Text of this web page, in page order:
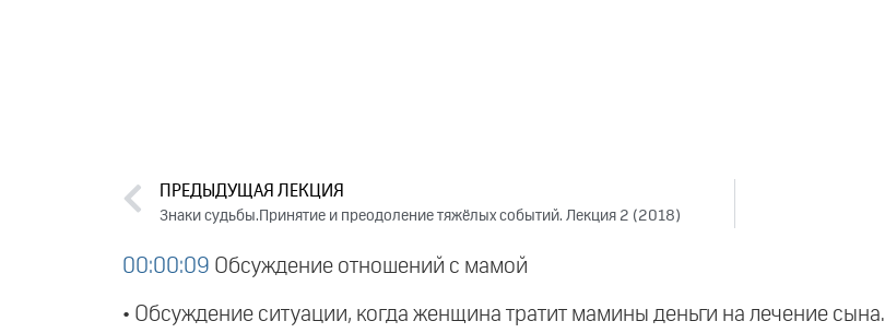
ПРЕДЫДУЩАЯ ЛЕКЦИЯ
Знаки судьбы.Принятие и преодоление тяжёлых событий. Лекция 2 (2018)
00:00:09 Обсуждение отношений с мамой
• Обсуждение ситуации, когда женщина тратит мамины деньги на лечение сына.